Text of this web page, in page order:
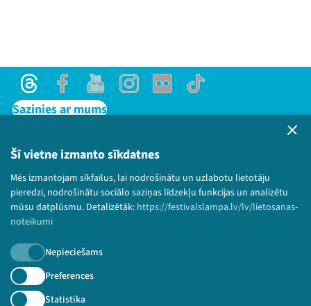
Šī vietne izmanto sīkdatnes
Mēs izmantojam sīkfailus, lai nodrošinātu un uzlabotu lietotāju
pieredzi, nodrošinātu sociālo saziņas līdzekļu funkcijas un analizētu
mūsu datplūsmu. Detalizētāk: https://festivalslampa.lv/lv/lietosanas-
noteikumi
Nepieciešams
Preferences
Statistika
ThreadsFacebookYoutubeInstagram
Flick TikTok
Sazinies ar mums
Lietošanas noteikumi un sīkdatņu politika
Bērnu aizsardzības politika
© 2026 Sarunu festivāls LAMPA Visas tiesības
paturētas.
Piesakies jaunumiem!